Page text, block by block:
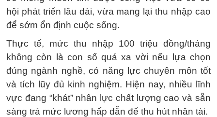
hội phát triển lâu dài, vừa mang lại thu nhập cao
để sớm ổn định cuộc sống.
Thực tế, mức thu nhập 100 triệu đồng/tháng
không còn là con số quá xa vời nếu lựa chọn
đúng ngành nghề, có năng lực chuyên môn tốt
và tích lũy đủ kinh nghiệm. Hiện nay, nhiều lĩnh
vực đang “khát” nhân lực chất lượng cao và sẵn
sàng trả mức lương hấp dẫn để thu hút nhân tài.